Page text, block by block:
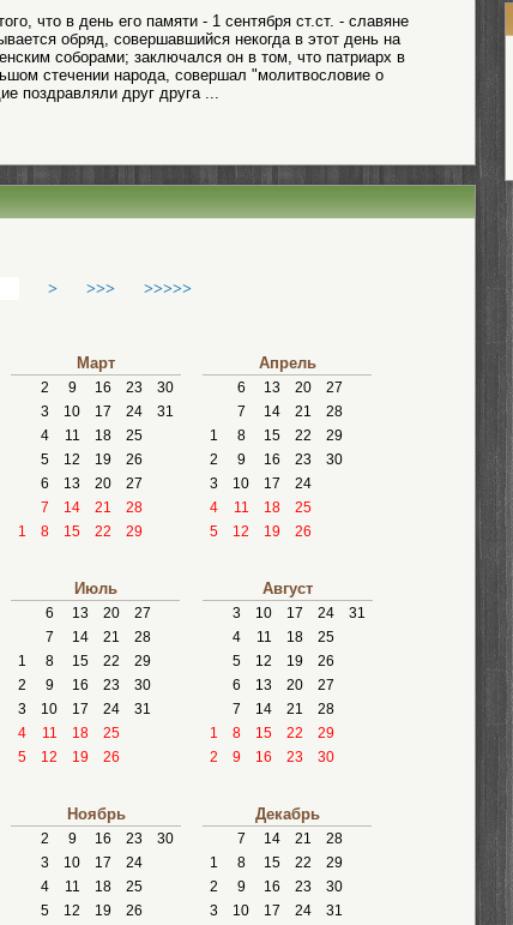
что в день его памяти - 1 сентября ст.ст. - славяне
обряд, совершавшийся некогда в этот день на
соборами; заключался он в том, что патриарх в
стечении народа, совершал "молитвословие о
поздравляли друг друга ...
> >>> >>>>>
Март
2 9 16 23
30
3
10 17 24
31
4
11 18
25
5
12 19
26
6
13 20
27
7
14 21
28
1
8 15 22 29
Апрель
6 13 20
27
7
14 21
28
1
8 15 22
29
2
9 16 23
30
3
10 17
24
4
11 18
25
5
12 19 26
Июль
6 13 20
27
7
14 21
28
1
8 15 22
29
2
9 16 23
30
3
10 17 24
31
4
11 18
25
5
12 19 26
Август
3 10 17 24
31
4
11 18
25
5
12 19
26
6
13 20
27
7
14 21
28
1
8 15 22
29
2
9 16 23 30
Ноябрь
2 9 16 23
30
3
10 17
24
4
11 18
25
5
12 19 26
Декабрь
7 14 21
28
1
8 15 22
29
2
9 16 23
30
3
10 17 24 31